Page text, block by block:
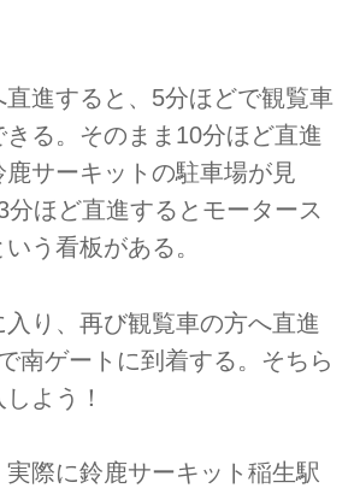
進すると、5分ほどで観覧車
る。そのまま10分ほど直進
サーキットの駐車場が見
分ほど直進するとモータース
う看板がある。
り、再び観覧車の方へ直進
南ゲートに到着する。そちら
よう！
実際に鈴鹿サーキット稲生駅